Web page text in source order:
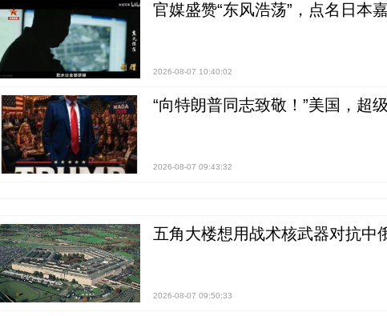
官媒盛赞“东风浩荡”，点名日本
2026-08-07 10:40:02
“向特朗普同志致敬！”美国，超
2026-08-07 09:43:32
五角大楼想用战术核武器对抗中
2026-08-07 09:50:33